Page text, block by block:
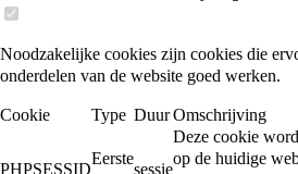
Noodzakelijke cookies zijn cookies die
onderdelen van de website goed werken.
Cookie Type DuurOmschrijving
PHPSESSID
Eerste
sessie
Deze cookie
op de huidige